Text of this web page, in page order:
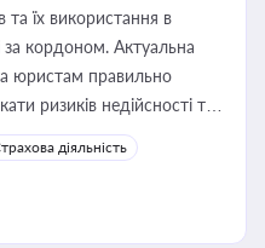
та їх використання в
за кордоном. Актуальна
юристам правильно
ризиків недійсності та
органами влади та
діяльність